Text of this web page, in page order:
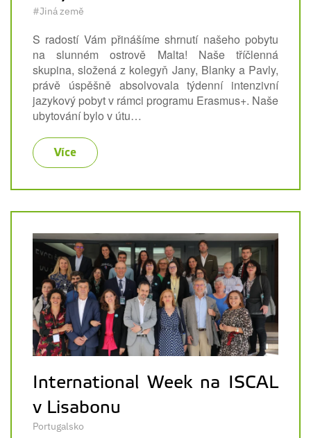
#Jiná země
S radostí Vám přinášíme shrnutí našeho pobytu
na slunném ostrově Malta! Naše tříčlenná
skupina, složená z kolegyň Jany, Blanky a Pavly,
právě úspěšně absolvovala týdenní intenzivní
jazykový pobyt v rámci programu Erasmus+. Naše
ubytování bylo v útu…
Více
International Week na ISCAL
v Lisabonu
Portugalsko